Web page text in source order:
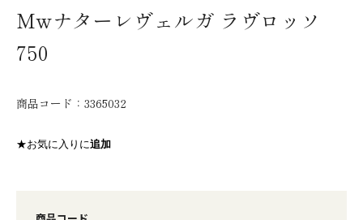
Mwナターレヴェルガ ラヴロッソ
750
商品コード： 3365032
★お気に入りに追加